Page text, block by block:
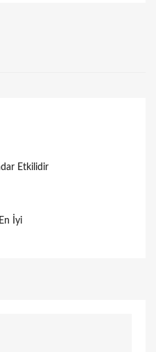
Etkilidir
İyi